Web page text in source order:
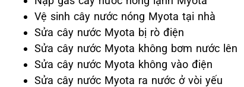
Vệ sinh cây nước nóng Myota tại nhà
Sửa cây nước Myota bị rò điện
Sửa cây nước Myota không bơm nước lên
Sửa cây nước Myota không vào điện
Sửa cây nước Myota ra nước ở vòi yếu